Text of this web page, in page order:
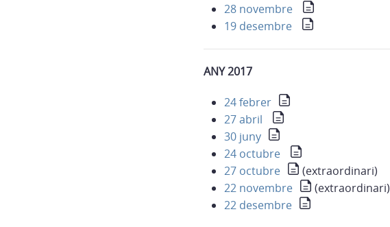
28 novembre
19 desembre
ANY 2017
24 febrer
27 abril
30 juny
24 octubre
27 octubre
(extraordinari)
22 novembre
(extraordinari)
22 desembre